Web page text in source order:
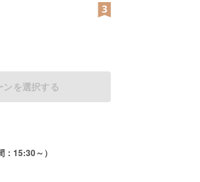
ンを選択する
15:30～）